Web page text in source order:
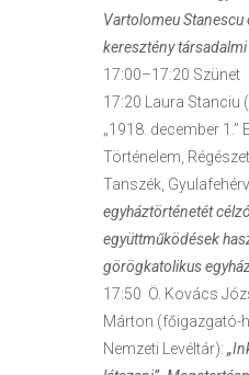
Vartolomeu
keresztény
17:00–17:20 Szünet
17:20 Laura Stanciu
„1918. december 1.”
Történelem,
Tanszék,
egyháztörténetét
együttműködések
görögkatolikus
17:50 Ö. Kovács
Márton (főigazgató-
Nemzeti Levéltár):